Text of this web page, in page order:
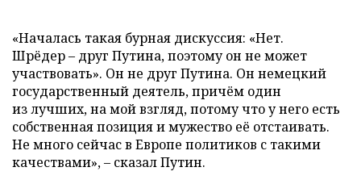
«Началась такая бурная дискуссия: «Нет.
Шрёдер – друг Путина, поэтому он не может
участвовать». Он не друг Путина. Он немецкий
государственный деятель, причём один
из лучших, на мой взгляд, потому что у него есть
собственная позиция и мужество её отстаивать.
Не много сейчас в Европе политиков с такими
качествами», – сказал Путин.